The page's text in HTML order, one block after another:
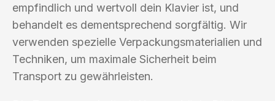
empfindlich und wertvoll dein Klavier ist, und
behandelt es dementsprechend sorgfältig. Wir
verwenden spezielle Verpackungsmaterialien und
Techniken, um maximale Sicherheit beim
Transport zu gewährleisten.